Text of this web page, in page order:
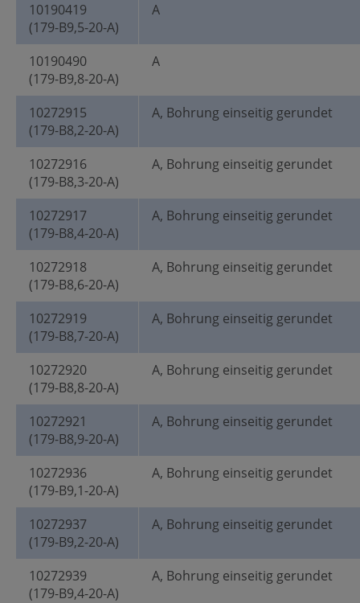
10190419
(179-B9,5-20-A)
A
10190490
(179-B9,8-20-A)
A
10272915
(179-B8,2-20-A)
A, Bohrung einseitig gerundet
10272916
(179-B8,3-20-A)
A, Bohrung einseitig gerundet
10272917
(179-B8,4-20-A)
A, Bohrung einseitig gerundet
10272918
(179-B8,6-20-A)
A, Bohrung einseitig gerundet
10272919
(179-B8,7-20-A)
A, Bohrung einseitig gerundet
10272920
(179-B8,8-20-A)
A, Bohrung einseitig gerundet
10272921
(179-B8,9-20-A)
A, Bohrung einseitig gerundet
10272936
(179-B9,1-20-A)
A, Bohrung einseitig gerundet
10272937
(179-B9,2-20-A)
A, Bohrung einseitig gerundet
10272939
(179-B9,4-20-A)
A, Bohrung einseitig gerundet